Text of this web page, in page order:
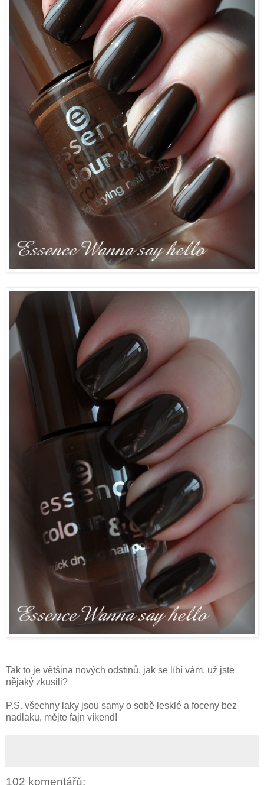
Tak to je většina nových odstínů, jak se líbí vám, už jste
nějaký zkusili?
P.S. všechny laky jsou samy o sobě lesklé a foceny bez
nadlaku, mějte fajn víkend!
102 komentářů: